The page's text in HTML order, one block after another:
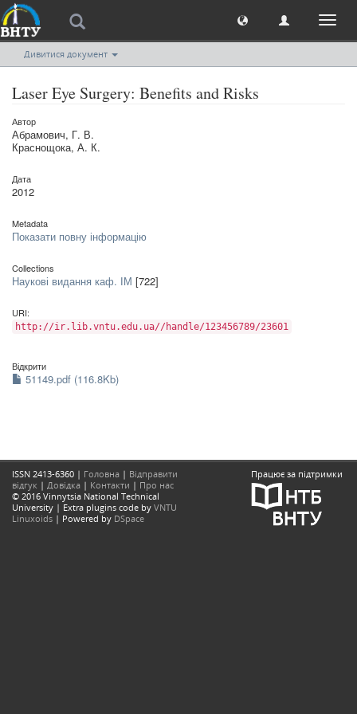
Toggle
Дивитися документ
Laser Eye Surgery: Benefits and Risks
Автор
Абрамович, Г. В.
Краснощока, А. К.
Дата
2012
Metadata
Показати повну інформацію
Collections
Наукові видання каф. ІМ [722]
URI:
http://ir.lib.vntu.edu.ua//handle/123456789/23601
Відкрити
51149.pdf (116.8Kb)
ISSN 2413-6360 | Головна | Відправити
відгук | Довідка | Контакти | Про нас
© 2016 Vinnytsia National Technical
University | Extra plugins code by VNTU
Linuxoids | Powered by DSpace
Працює за підтримки